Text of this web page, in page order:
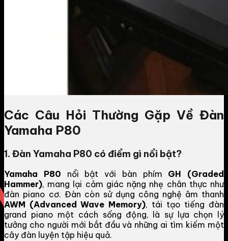
Các Câu Hỏi Thường Gặp Về Đàn
Yamaha P80
1. Đàn Yamaha P80 có điểm gì nổi bật?
Yamaha P80 nổi bật với bàn phím GH (Graded
Hammer), mang lại cảm giác nặng nhẹ chân thực như
đàn piano cơ. Đàn còn sử dụng công nghệ âm thanh
AWM (Advanced Wave Memory), tái tạo tiếng đàn
grand piano một cách sống động, là sự lựa chọn lý
tưởng cho người mới bắt đầu và những ai tìm kiếm một
cây đàn luyện tập hiệu quả.